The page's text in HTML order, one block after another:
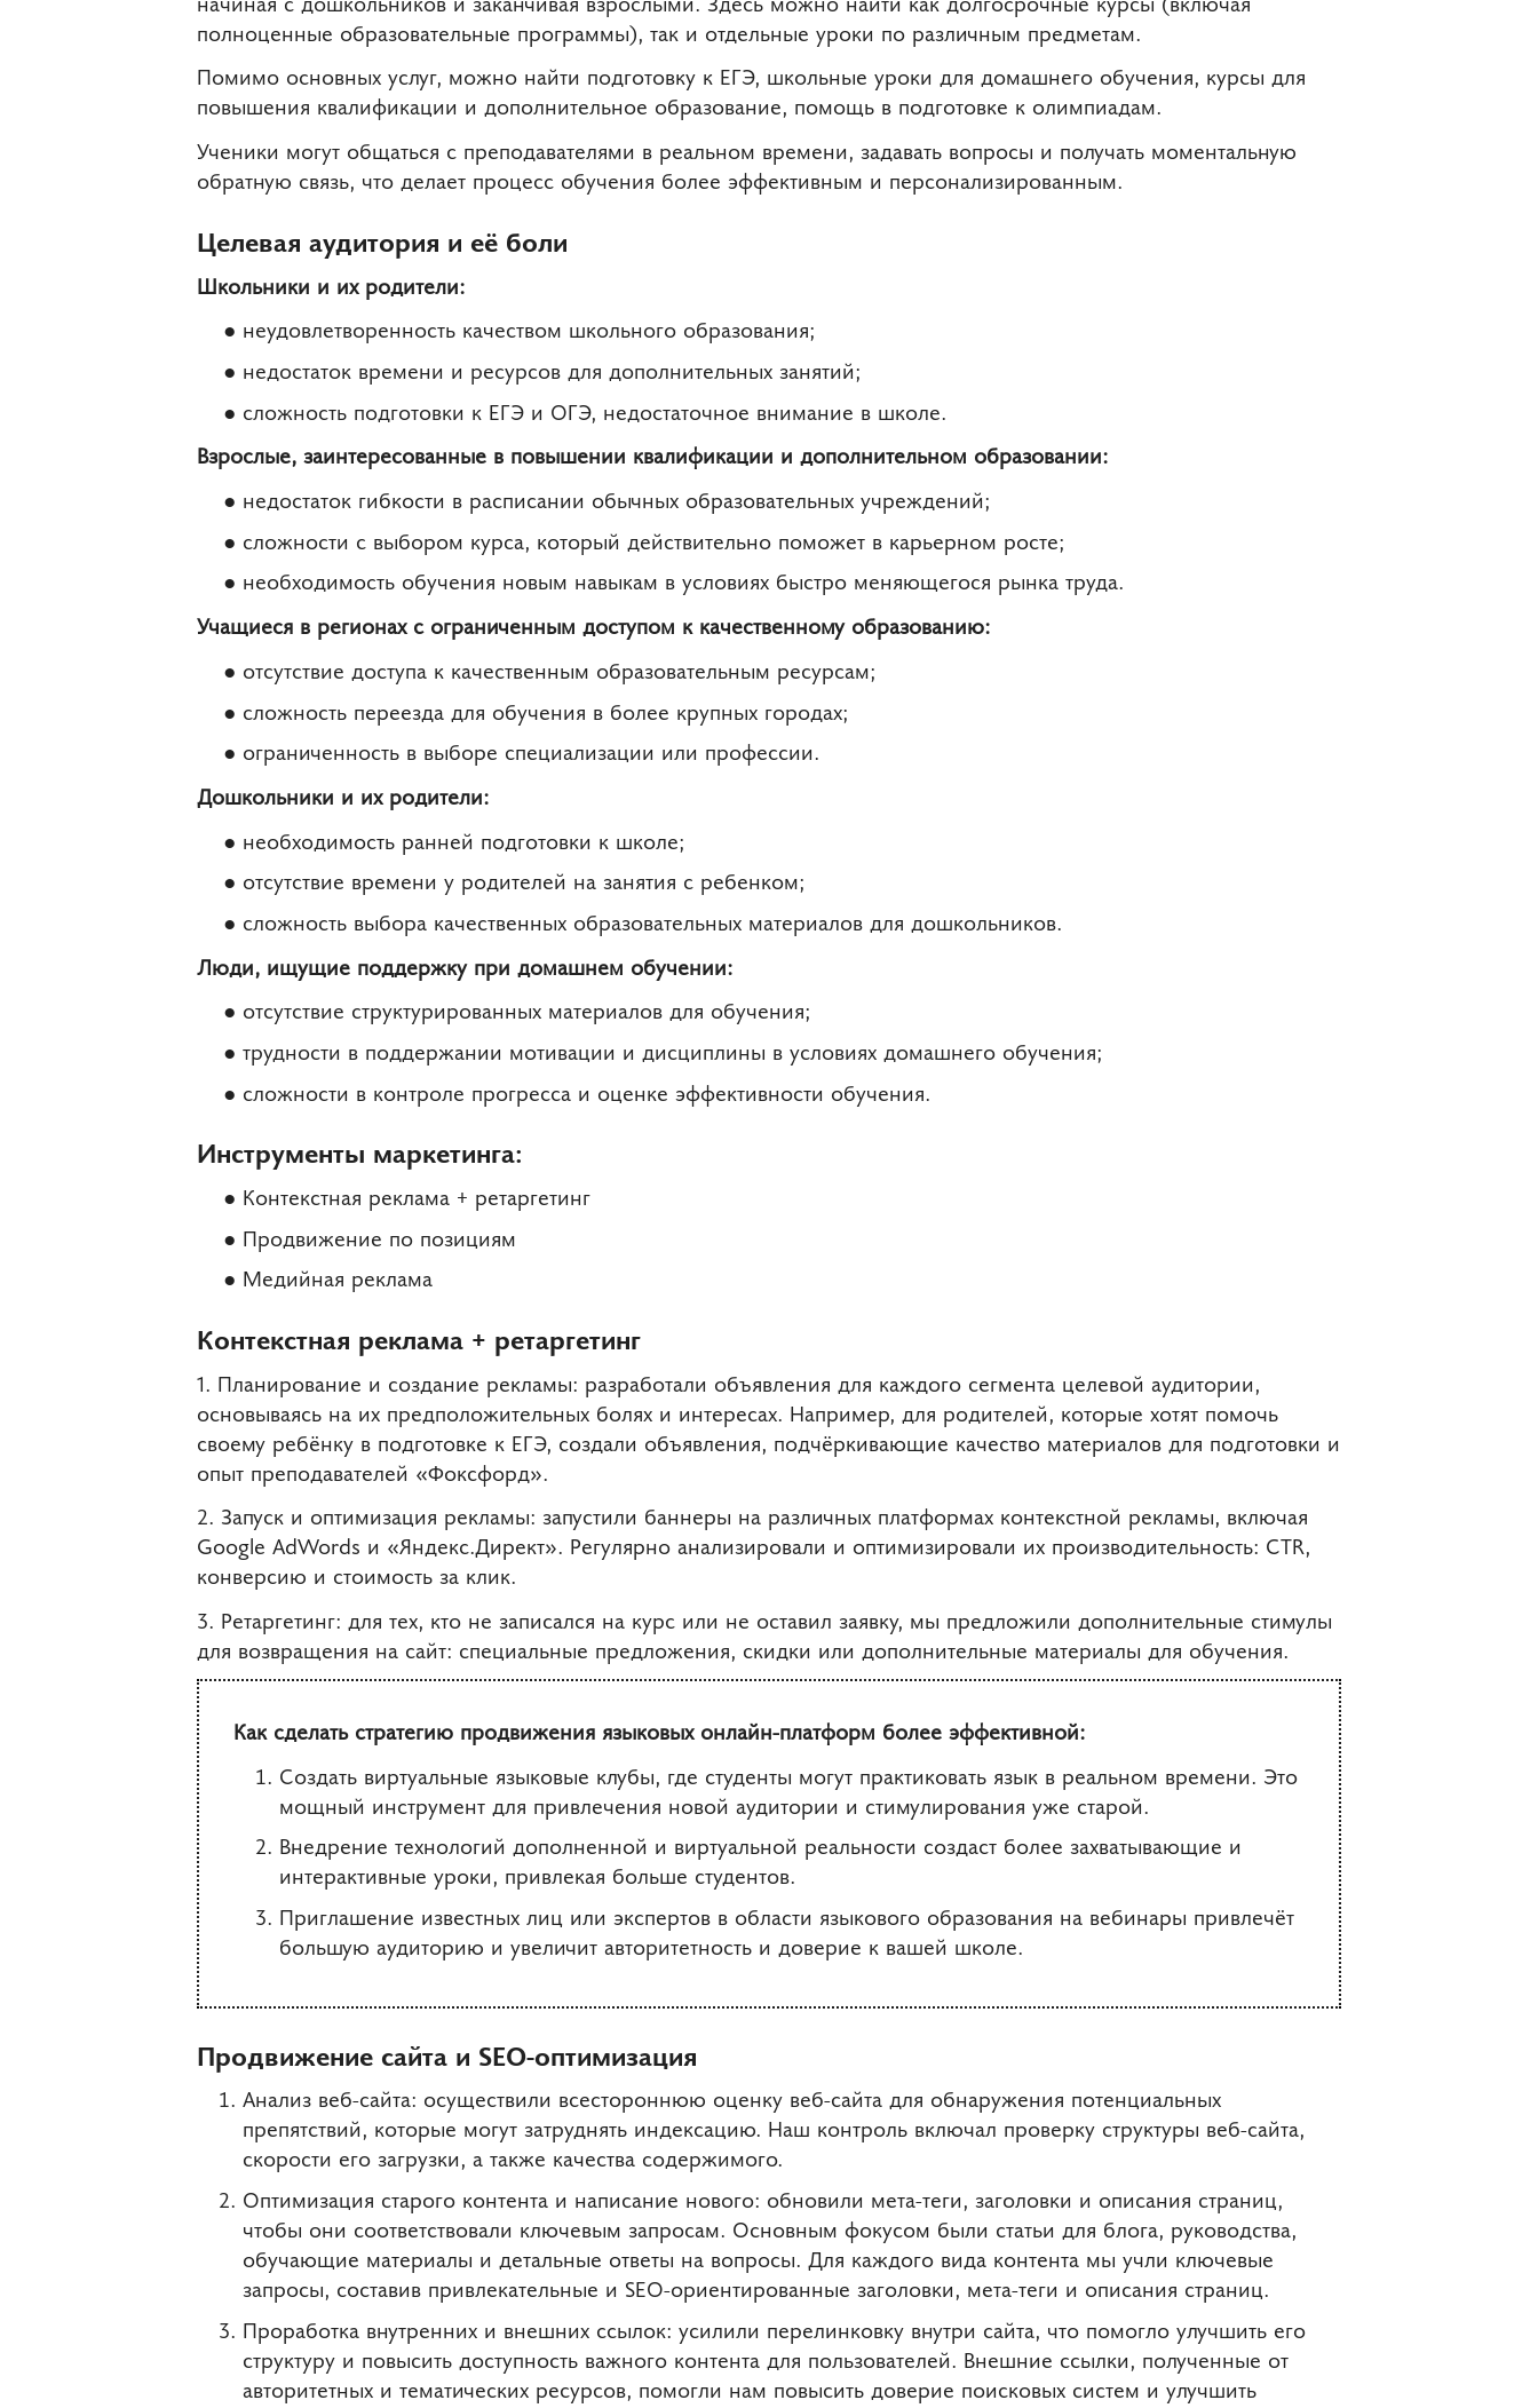
полноценные образовательные программы), так и отдельные уроки по различным предметам.
Помимо основных услуг, можно найти подготовку к ЕГЭ, школьные уроки для домашнего обучения, курсы для
повышения квалификации и дополнительное образование, помощь в подготовке к олимпиадам.
Ученики могут общаться с преподавателями в реальном времени, задавать вопросы и получать моментальную
обратную связь, что делает процесс обучения более эффективным и персонализированным.
Целевая аудитория и её боли
Школьники и их родители:
неудовлетворенность качеством школьного образования;
недостаток времени и ресурсов для дополнительных занятий;
сложность подготовки к ЕГЭ и ОГЭ, недостаточное внимание в школе.
Взрослые, заинтересованные в повышении квалификации и дополнительном образовании:
недостаток гибкости в расписании обычных образовательных учреждений;
сложности с выбором курса, который действительно поможет в карьерном росте;
необходимость обучения новым навыкам в условиях быстро меняющегося рынка труда.
Учащиеся в регионах с ограниченным доступом к качественному образованию:
отсутствие доступа к качественным образовательным ресурсам;
сложность переезда для обучения в более крупных городах;
ограниченность в выборе специализации или профессии.
Дошкольники и их родители:
необходимость ранней подготовки к школе;
отсутствие времени у родителей на занятия с ребенком;
сложность выбора качественных образовательных материалов для дошкольников.
Люди, ищущие поддержку при домашнем обучении:
отсутствие структурированных материалов для обучения;
трудности в поддержании мотивации и дисциплины в условиях домашнего обучения;
сложности в контроле прогресса и оценке эффективности обучения.
Инструменты маркетинга:
Контекстная реклама + ретаргетинг
Продвижение по позициям
Медийная реклама
Контекстная реклама + ретаргетинг
1. Планирование и создание рекламы: разработали объявления для каждого сегмента целевой аудитории,
основываясь на их предположительных болях и интересах. Например, для родителей, которые хотят помочь
своему ребёнку в подготовке к ЕГЭ, создали объявления, подчёркивающие качество материалов для подготовки и
опыт преподавателей «Фоксфорд».
2. Запуск и оптимизация рекламы: запустили баннеры на различных платформах контекстной рекламы, включая
Google AdWords и «Яндекс.Директ». Регулярно анализировали и оптимизировали их производительность: CTR,
конверсию и стоимость за клик.
3. Ретаргетинг: для тех, кто не записался на курс или не оставил заявку, мы предложили дополнительные стимулы
для возвращения на сайт: специальные предложения, скидки или дополнительные материалы для обучения.
Как сделать стратегию продвижения языковых онлайн-платформ более эффективной:
Создать виртуальные языковые клубы, где студенты могут практиковать язык в реальном времени. Это
мощный инструмент для привлечения новой аудитории и стимулирования уже старой.
Внедрение технологий дополненной и виртуальной реальности создаст более захватывающие и
интерактивные уроки, привлекая больше студентов.
Приглашение известных лиц или экспертов в области языкового образования на вебинары привлечёт
большую аудиторию и увеличит авторитетность и доверие к вашей школе.
Продвижение сайта и SEO-оптимизация
Анализ веб-сайта: осуществили всестороннюю оценку веб-сайта для обнаружения потенциальных
препятствий, которые могут затруднять индексацию. Наш контроль включал проверку структуры веб-сайта,
скорости его загрузки, а также качества содержимого.
Оптимизация старого контента и написание нового: обновили мета-теги, заголовки и описания страниц,
чтобы они соответствовали ключевым запросам. Основным фокусом были статьи для блога, руководства,
обучающие материалы и детальные ответы на вопросы. Для каждого вида контента мы учли ключевые
запросы, составив привлекательные и SEO-ориентированные заголовки, мета-теги и описания страниц.
Проработка внутренних и внешних ссылок: усилили перелинковку внутри сайта, что помогло улучшить его
структуру и повысить доступность важного контента для пользователей. Внешние ссылки, полученные от
авторитетных и тематических ресурсов, помогли нам повысить доверие поисковых систем и улучшить